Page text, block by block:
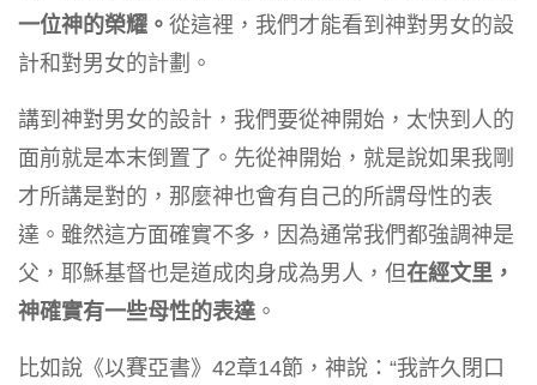
一位神的榮耀。 從這裡，我們才能看到神對男女的設
計和對男女的計劃。
講到神對男女的設計，我們要從神開始，太快到人的
面前就是本末倒置了。先從神開始，就是說如果我剛
才所講是對的，那麼神也會有自己的所謂母性的表
達。雖然這方面確實不多，因為通常我們都強調神是
父，耶穌基督也是道成肉身成為男人，但在經文里，
神確實有一些母性的表達。
比如說《以賽亞書》42章14節，神說：“我許久閉口